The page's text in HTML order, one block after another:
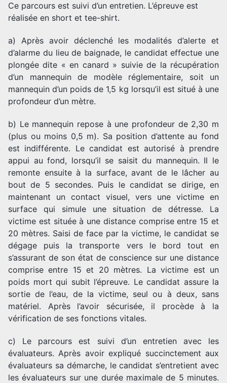
Ce parcours est suivi d’un entretien. L’épreuve est
réalisée en short et tee-shirt.
a) Après avoir déclenché les modalités d’alerte et
d’alarme du lieu de baignade, le candidat effectue une
plongée dite « en canard » suivie de la récupération
d’un mannequin de modèle réglementaire, soit un
mannequin d’un poids de 1,5 kg lorsqu’il est situé à une
profondeur d’un mètre.
b) Le mannequin repose à une profondeur de 2,30 m
(plus ou moins 0,5 m). Sa position d’attente au fond
est indifférente. Le candidat est autorisé à prendre
appui au fond, lorsqu’il se saisit du mannequin. Il le
remonte ensuite à la surface, avant de le lâcher au
bout de 5 secondes. Puis le candidat se dirige, en
maintenant un contact visuel, vers une victime en
surface qui simule une situation de détresse. La
victime est située à une distance comprise entre 15 et
20 mètres. Saisi de face par la victime, le candidat se
dégage puis la transporte vers le bord tout en
s’assurant de son état de conscience sur une distance
comprise entre 15 et 20 mètres. La victime est un
poids mort qui subit l’épreuve. Le candidat assure la
sortie de l’eau, de la victime, seul ou à deux, sans
matériel. Après l’avoir sécurisée, il procède à la
vérification de ses fonctions vitales.
c) Le parcours est suivi d’un entretien avec les
évaluateurs. Après avoir expliqué succinctement aux
évaluateurs sa démarche, le candidat s’entretient avec
les évaluateurs sur une durée maximale de 5 minutes.